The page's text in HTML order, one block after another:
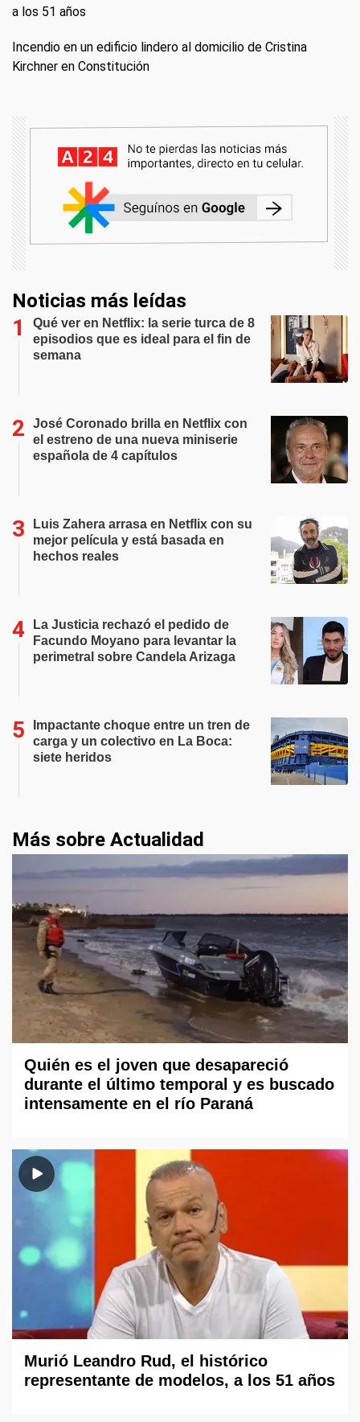
a los 51 años
Incendio en un edificio lindero al domicilio de Cristina
Kirchner en Constitución
Noticias más leídas
Qué ver en Netflix: la serie turca de 8
episodios que es ideal para el fin de
semana
José Coronado brilla en Netflix con
el estreno de una nueva miniserie
española de 4 capítulos
Luis Zahera arrasa en Netflix con su
mejor película y está basada en
hechos reales
La Justicia rechazó el pedido de
Facundo Moyano para levantar la
perimetral sobre Candela Arizaga
Impactante choque entre un tren de
carga y un colectivo en La Boca:
siete heridos
Más sobre Actualidad
Quién es el joven que desapareció
durante el último temporal y es buscado
intensamente en el río Paraná
Murió Leandro Rud, el histórico
representante de modelos, a los 51 años